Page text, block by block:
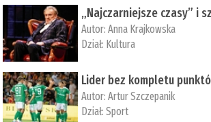
„Najczarniejsze czasy” i
Autor:Anna Krajkowska
Dział: Kultura
Lider bez kompletu
Autor:Artur Szczepanik
Dział:Sport